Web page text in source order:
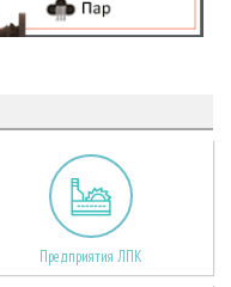
Предприятия ЛПК